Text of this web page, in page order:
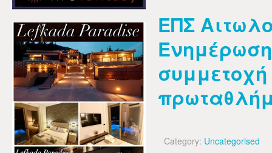
ΕΠΣ
Category: Uncategorised